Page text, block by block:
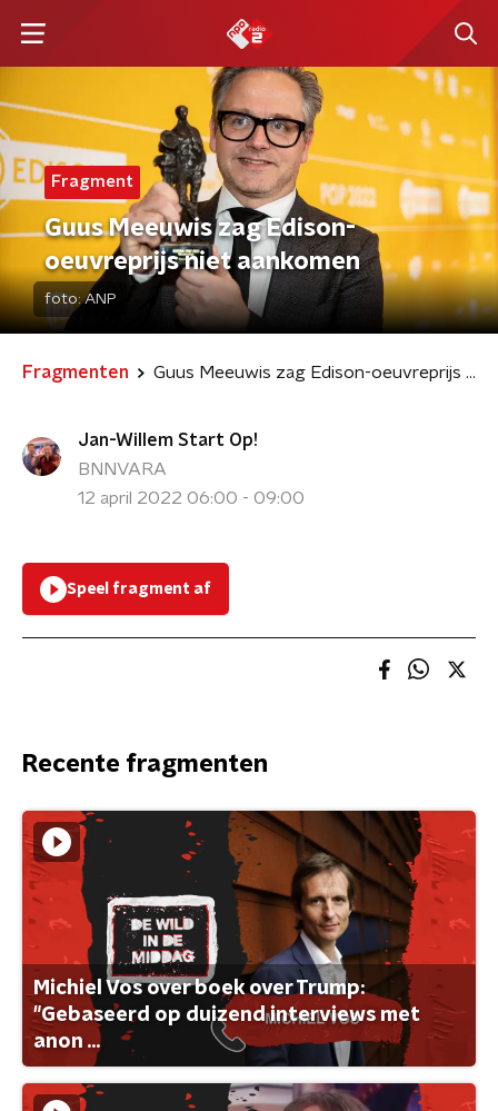
Fragment
Guus Meeuwis zag Edison-
oeuvreprijs niet aankomen
foto:ANP
Fragmenten Guus Meeuwis zag Edison-oeuvreprijs niet aankomen
Jan-Willem Start Op!
BNNVARA
12 april 2022 06:00 - 09:00
Speel fragment af
Recente fragmenten
Michiel Vos over boek over Trump:
"Gebaseerd op duizend interviews met
anon ...